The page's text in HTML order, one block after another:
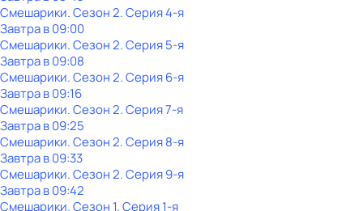
Смешарики. Сезон 2. Серия 4-я
Завтра в 09:00
Смешарики. Сезон 2. Серия 5-я
Завтра в 09:08
Смешарики. Сезон 2. Серия 6-я
Завтра в 09:16
Смешарики. Сезон 2. Серия 7-я
Завтра в 09:25
Смешарики. Сезон 2. Серия 8-я
Завтра в 09:33
Смешарики. Сезон 2. Серия 9-я
Завтра в 09:42
Смешарики. Сезон 1. Серия 1-я